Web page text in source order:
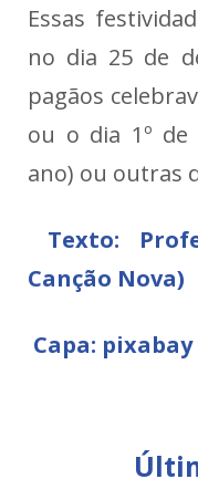
Essas
no dia 25 de
pagãos
ou o dia 1º de
ano) ou outras
Texto:
Canção Nova)
Capa: pixabay